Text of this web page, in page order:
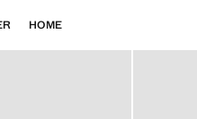
HOME